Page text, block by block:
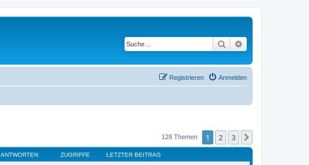
Suche
Anmelden
Registrieren
128 Themen 1 2 3
ANTWORTEN ZUGRIFFE LETZTER BEITRAG